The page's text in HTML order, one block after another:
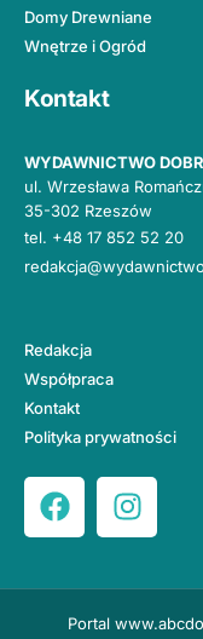
Domy Drewniane
Wnętrze i Ogród
Kontakt
WYDAWNICTWO
ul. Wrzesława
35-302 Rzeszów
tel. +48 17 852 52 20
Redakcja
Współpraca
Kontakt
Polityka prywatności
Portal